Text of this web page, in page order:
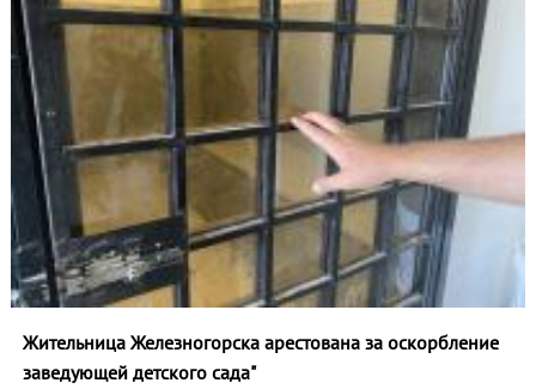
Жительница Железногорска арестована за оскорбление
заведующей детского сада"